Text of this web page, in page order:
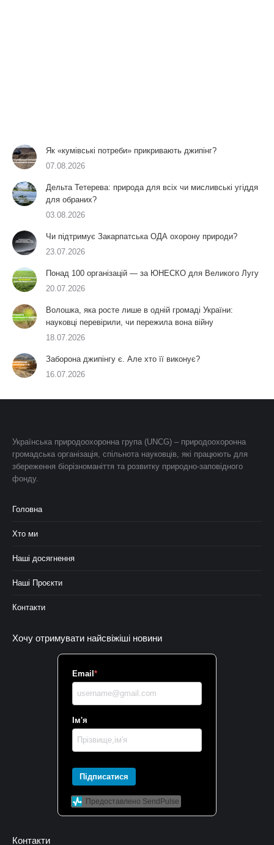
Як «кумівські потреби» прикривають джипінг?
07.08.2026
Дельта Тетерева: природа для всіх чи мисливські угіддя
для обраних?
03.08.2026
Чи підтримує Закарпатська ОДА охорону природи?
23.07.2026
Понад 100 організацій — за ЮНЕСКО для Великого Лугу
20.07.2026
Волошка, яка росте лише в одній громаді України:
науковці перевірили, чи пережила вона війну
18.07.2026
Заборона джипінгу є. Але хто її виконує?
16.07.2026
Українська природоохоронна група (UNCG) – природоохоронна
громадська організація, спільнота науковців, які працюють для
збереження біорізноманіття та розвитку природно-заповідного
фонду.
Головна
Хто ми
Наші досягнення
Наші Проєкти
Контакти
Хочу отримувати найсвіжіші новини
Email *
Ім'я
Підписатися
Предоставлено SendPulse
Контакти